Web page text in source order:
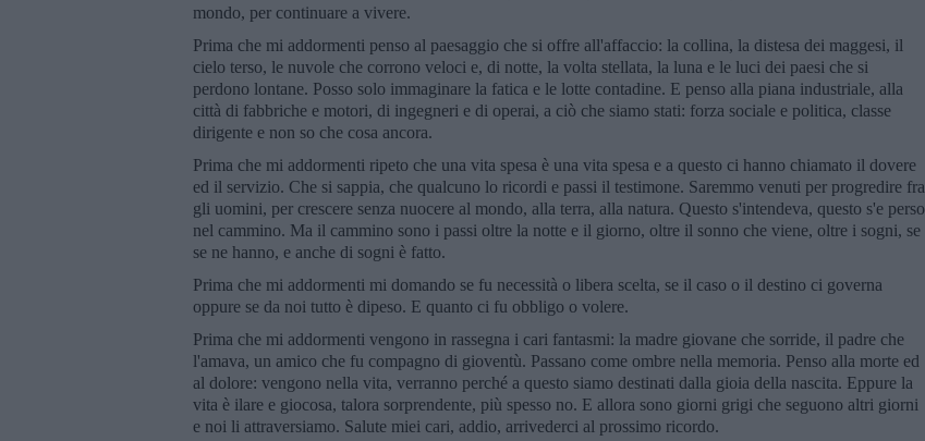
mondo, per continuare a vivere.
Prima che mi addormenti penso al paesaggio che si offre all'affaccio: la collina, la distesa dei maggesi, il
cielo terso, le nuvole che corrono veloci e, di notte, la volta stellata, la luna e le luci dei paesi che si
perdono lontane. Posso solo immaginare la fatica e le lotte contadine. E penso alla piana industriale, alla
città di fabbriche e motori, di ingegneri e di operai, a ciò che siamo stati: forza sociale e politica, classe
dirigente e non so che cosa ancora.
Prima che mi addormenti ripeto che una vita spesa è una vita spesa e a questo ci hanno chiamato il dovere
ed il servizio. Che si sappia, che qualcuno lo ricordi e passi il testimone. Saremmo venuti per progredire fra
gli uomini, per crescere senza nuocere al mondo, alla terra, alla natura. Questo s'intendeva, questo s'e perso
nel cammino. Ma il cammino sono i passi oltre la notte e il giorno, oltre il sonno che viene, oltre i sogni, se
se ne hanno, e anche di sogni è fatto.
Prima che mi addormenti mi domando se fu necessità o libera scelta, se il caso o il destino ci governa
oppure se da noi tutto è dipeso. E quanto ci fu obbligo o volere.
Prima che mi addormenti vengono in rassegna i cari fantasmi: la madre giovane che sorride, il padre che
l'amava, un amico che fu compagno di gioventù. Passano come ombre nella memoria. Penso alla morte ed
al dolore: vengono nella vita, verranno perché a questo siamo destinati dalla gioia della nascita. Eppure la
vita è ilare e giocosa, talora sorprendente, più spesso no. E allora sono giorni grigi che seguono altri giorni
e noi li attraversiamo. Salute miei cari, addio, arrivederci al prossimo ricordo.